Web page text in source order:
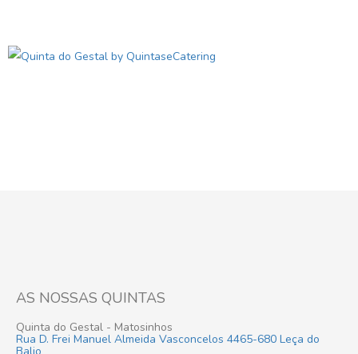
AS NOSSAS QUINTAS
Quinta do Gestal - Matosinhos
Rua D. Frei Manuel Almeida Vasconcelos 4465-680 Leça do